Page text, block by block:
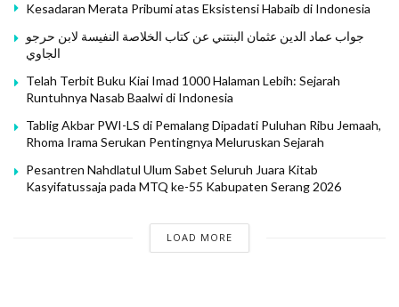
Kesadaran Merata Pribumi atas Eksistensi Habaib di Indonesia
جواب عماد الدين عثمان البنتني عن كتاب الخلاصة النفيسة لابن حرجو
الجاوي
Telah Terbit Buku Kiai Imad 1000 Halaman Lebih: Sejarah
Runtuhnya Nasab Baalwi di Indonesia
Tablig Akbar PWI-LS di Pemalang Dipadati Puluhan Ribu Jemaah,
Rhoma Irama Serukan Pentingnya Meluruskan Sejarah
Pesantren Nahdlatul Ulum Sabet Seluruh Juara Kitab
Kasyifatussaja pada MTQ ke-55 Kabupaten Serang 2026
LOAD MORE